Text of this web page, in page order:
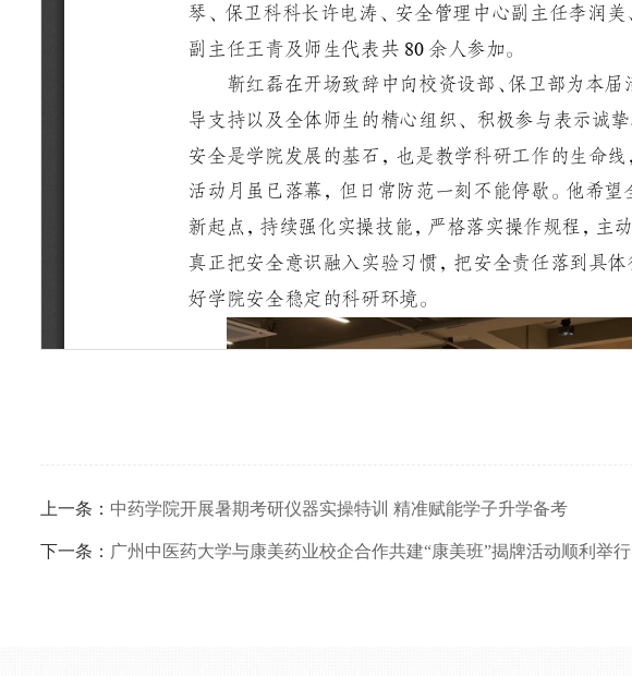
上一条： 中药学院开展暑期考研仪器实操特训 精准赋能学子升学备考
下一条： 广州中医药大学与康美药业校企合作共建“康美班”揭牌活动顺利举行